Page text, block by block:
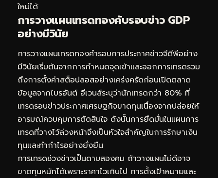
ใหม่ได้
การวางแผนเทรดทองคับรอบข่าว GDP
อย่างมีวินัย
การวางแผนเทรดทองคำรอบการประกาศข่าวจีดีพีอย่าง
มีวินัยเริ่มต้นจากการกำหนดจุดเข้าและออกการเทรดรวม
ถึงการตั้งค่าสต็อปลอสอย่างเคร่งครัดก่อนเปิดตลาด
ข้อมูลจากไบรอันต์ อีเวนส์ระบุว่านักเทรดกว่า 80% ที่
เทรดรอบข่าวประกาศเศรษฐกิจขาดทุนเนื่องจากปล่อยให้
อารมณ์ควบคุมการตัดสินใจ ดังนั้นการยึดมั่นในแผนการ
เทรดที่วางไว้ล่วงหน้าจึงเป็นหัวใจสำคัญในการรักษาเงิน
ทุนและทำกำไรอย่างยั่งยืน
การเทรดช่วงข่าวเป็นดาบสองคม ถ้าวางแผนไม่ดีอาจ
ขาดทุนหนักได้เพราะราคาไวเกินไป การตั้งเป้าหมายและ